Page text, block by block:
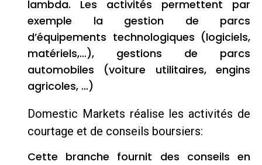
lambda. Les activités permettent par
exemple la gestion de parcs
d’équipements technologiques (logiciels,
matériels,…), gestions de parcs
automobiles (voiture utilitaires, engins
agricoles, …)
Domestic Markets réalise les activités de
courtage et de conseils boursiers:
Cette branche fournit des conseils en